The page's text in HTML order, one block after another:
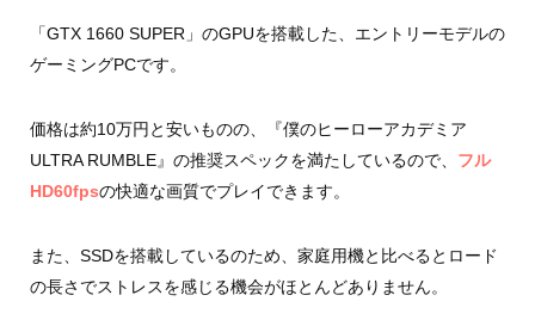
「GTX 1660 SUPER」のGPUを搭載した、エントリーモデルの
ゲーミングPCです。
価格は約10万円と安いものの、『僕のヒーローアカデミア
ULTRA RUMBLE』の推奨スペックを満たしているので、 フル
HD60fpsの快適な画質でプレイできます。
また、SSDを搭載しているのため、家庭用機と比べるとロード
の長さでストレスを感じる機会がほとんどありません。